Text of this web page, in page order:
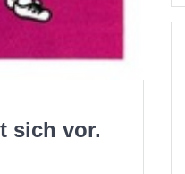
sich vor.